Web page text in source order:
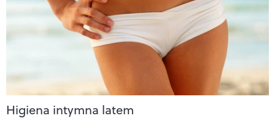
Higiena intymna latem